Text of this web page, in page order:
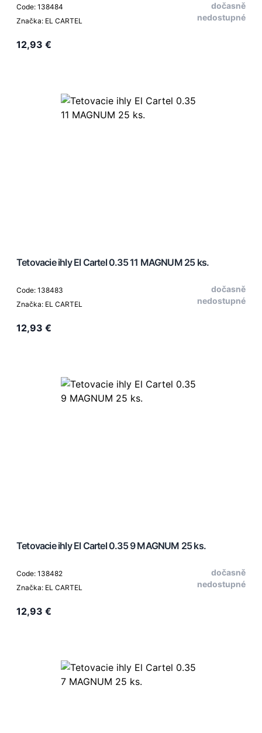
Code: 138484
Značka: EL CARTEL
dočasně
nedostupné
12,93 €
Tetovacie ihly El Cartel 0.35 11 MAGNUM 25 ks.
Code: 138483
Značka: EL CARTEL
dočasně
nedostupné
12,93 €
Tetovacie ihly El Cartel 0.35 9 MAGNUM 25 ks.
Code: 138482
Značka: EL CARTEL
dočasně
nedostupné
12,93 €